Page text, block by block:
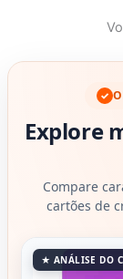
✓
Explore
Compare
cartões de
★ ANÁLISE DO